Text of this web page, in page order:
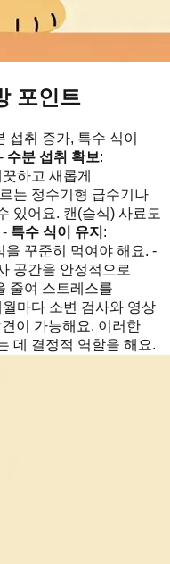
포인트
섭취 증가, 특수 식이
수분 섭취 확보:
하고 새롭게
는 정수기형 급수기나
있어요. 캔(습식) 사료도
- 특수 식이 유지 :
꾸준히 먹여야 해요. -
공간을 안정적으로
줄여 스트레스를
월마다 소변 검사와 영상
이 가능해요. 이러한
데 결정적 역할을 해요.